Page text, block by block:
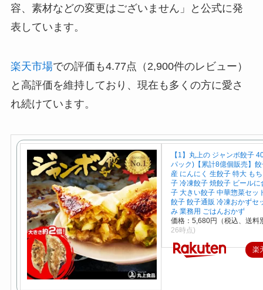
容、素材などの変更はございません」と公式に発
表しています。
楽天市場での評価も4.77点（2,900件のレビュー）
と高評価を維持しており、現在も多くの方に愛さ
れ続けています。
【1】丸上の ジャンボ餃子
パック)【累計8億個販売】
産 にんにく 生餃子 特大 も
子 冷凍餃子 焼餃子 ビールに
子 大きい餃子 中華惣菜セッ
餃子 餃子通販 冷凍おかずセ
み 業務用 ごはんおかず
価格：5,680円（税込、送料
26時点)
楽